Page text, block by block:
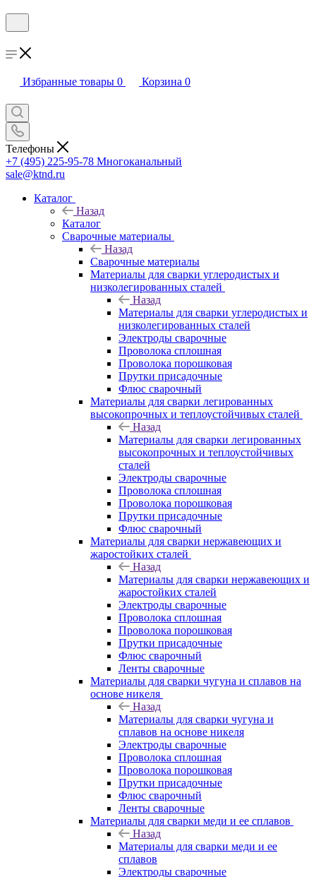
Избранные товары 0 Корзина 0
Телефоны
+7 (495) 225-95-78 Многоканальный
sale@ktnd.ru
Каталог
Назад
Каталог
Сварочные материалы
Назад
Сварочные материалы
Материалы для сварки углеродистых и
низколегированных сталей
Назад
Материалы для сварки углеродистых и
низколегированных сталей
Электроды сварочные
Проволока сплошная
Проволока порошковая
Прутки присадочные
Флюс сварочный
Материалы для сварки легированных
высокопрочных и теплоустойчивых сталей
Назад
Материалы для сварки легированных
высокопрочных и теплоустойчивых
сталей
Электроды сварочные
Проволока сплошная
Проволока порошковая
Прутки присадочные
Флюс сварочный
Материалы для сварки нержавеющих и
жаростойких сталей
Назад
Материалы для сварки нержавеющих и
жаростойких сталей
Электроды сварочные
Проволока сплошная
Проволока порошковая
Прутки присадочные
Флюс сварочный
Ленты сварочные
Материалы для сварки чугуна и сплавов на
основе никеля
Назад
Материалы для сварки чугуна и
сплавов на основе никеля
Электроды сварочные
Проволока сплошная
Проволока порошковая
Прутки присадочные
Флюс сварочный
Ленты сварочные
Материалы для сварки меди и ее сплавов
Назад
Материалы для сварки меди и ее
сплавов
Электроды сварочные